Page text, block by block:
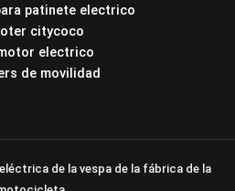
patinete electrico
citycoco
electrico
de movilidad
de la vespa de la fábrica de la